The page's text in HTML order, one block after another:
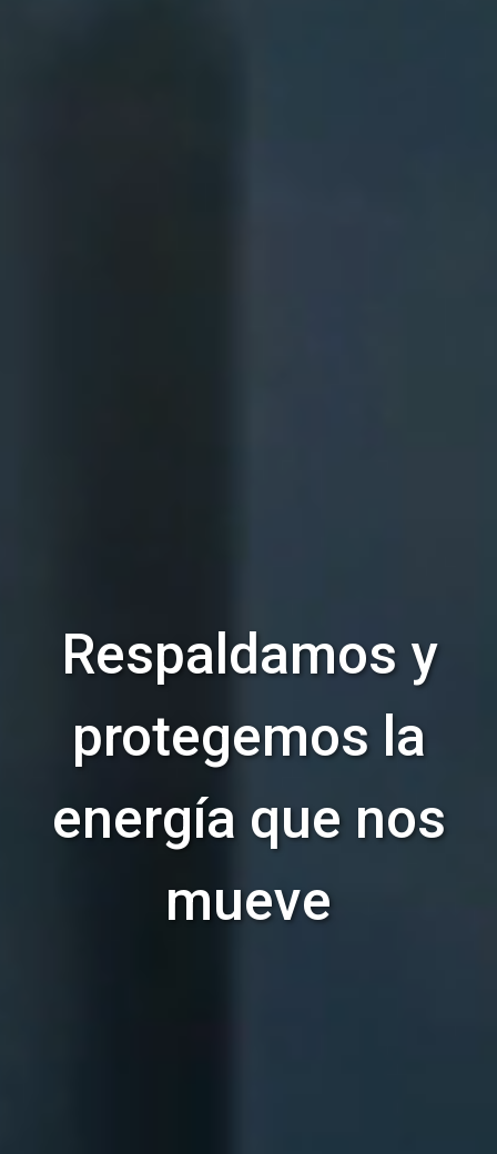
Respaldamos y
protegemos la
energía que nos
mueve